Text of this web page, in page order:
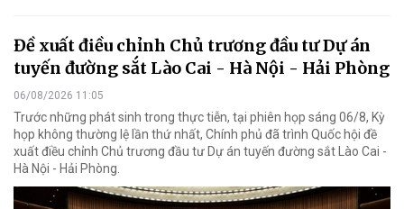
Đề xuất điều chỉnh Chủ trương đầu tư Dự án
tuyến đường sắt Lào Cai - Hà Nội - Hải Phòng
06/08/2026 11:05
Trước những phát sinh trong thực tiễn, tại phiên họp sáng 06/8, Kỳ
họp không thường lệ lần thứ nhất, Chính phủ đã trình Quốc hội đề
xuất điều chỉnh Chủ trương đầu tư Dự án tuyến đường sắt Lào Cai -
Hà Nội - Hải Phòng.